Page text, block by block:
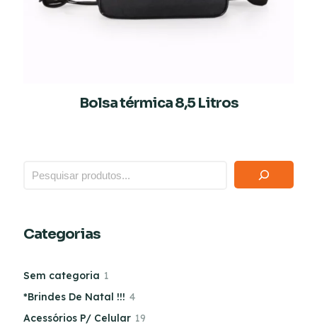
Bolsa térmica 8,5 Litros
Categorias
Sem categoria 1
*Brindes De Natal !!! 4
Acessórios P/ Celular 19